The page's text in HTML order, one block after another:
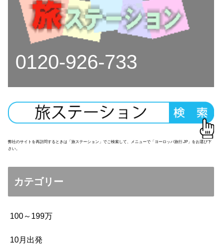
0120-926-733
弊社のサイトを再訪問するときは「旅ステーション」でご検索して、メニューで「ヨーロッパ旅行.JP」をお選び下
さい。
カテゴリー
100～199万
10月出発